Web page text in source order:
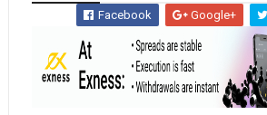
Facebook Google+